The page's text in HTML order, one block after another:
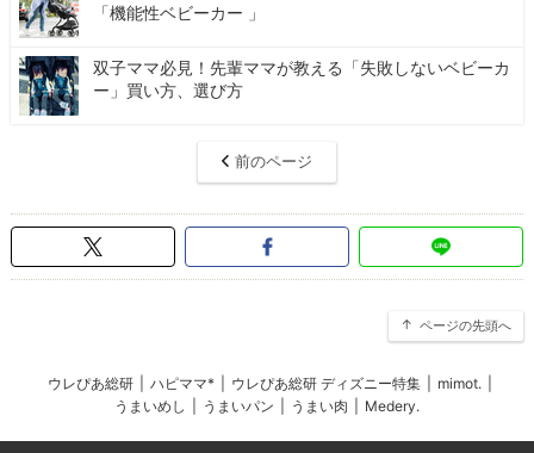
「機能性ベビーカー 」
双子ママ必見！先輩ママが教える「失敗しないベビーカ
ー」買い方、選び方
前のページ
ページの先頭へ
ウレぴあ総研 ハピママ* ウレぴあ総研 ディズニー特集 mimot.
うまいめし
うまいパン うまい肉 Medery.